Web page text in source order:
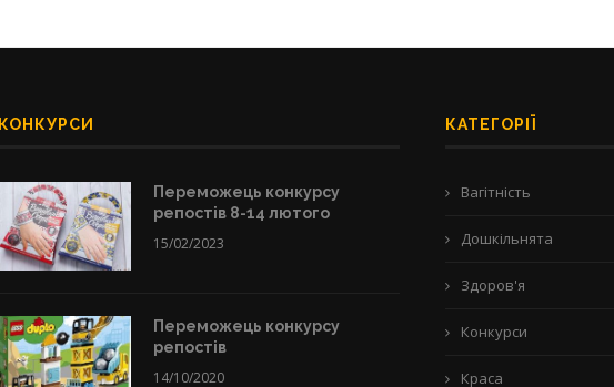
КОНКУРСИ
Переможець конкурсу
репостів 8-14 лютого
15/02/2023
Переможець конкурсу
репостів
14/10/2020
КАТЕГОРІЇ
Вагітність
Дошкільнята
Здоров'я
Конкурси
Краса